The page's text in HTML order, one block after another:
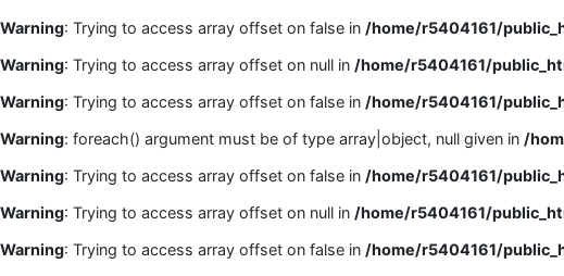
Warning: Trying to access array offset on false in /home/r5404161/
Warning: Trying to access array offset on null in /home/r5404161/
Warning: Trying to access array offset on false in /home/r5404161/
Warning: foreach() argument must be of type array|object, null given in /
Warning: Trying to access array offset on false in /home/r5404161/
Warning: Trying to access array offset on null in /home/r5404161/
Warning: Trying to access array offset on false in /home/r5404161/